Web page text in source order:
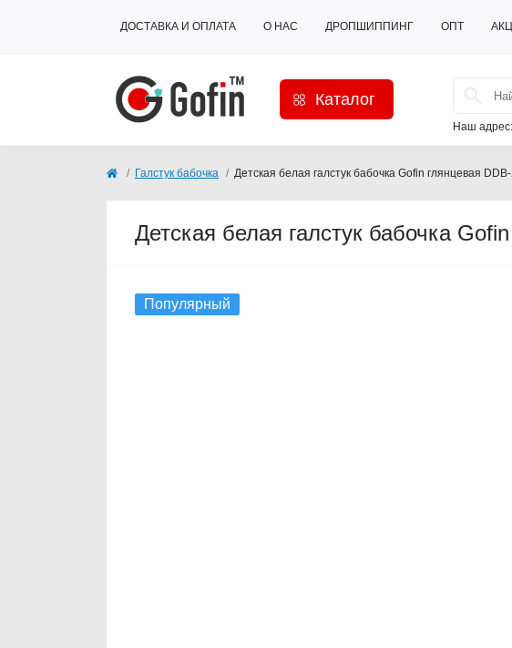
ДОСТАВКА И ОПЛАТА О НАС ДРОПШИППИНГ ОПТ
Каталог
Наш адрес:
Галстук бабочка Детская белая галстук бабочка Gofin глянцевая
Детская белая галстук бабочка
Популярный